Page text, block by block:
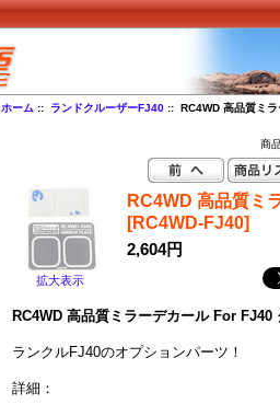
ホーム :: ランドクルーザーFJ40 :: RC4WD 高品質ミ
商
拡大表示
RC4WD 高品質ミ
[RC4WD-FJ40]
2,604円
RC4WD 高品質ミラーデカール For FJ40
ランクルFJ40のオプションパーツ！
詳細：